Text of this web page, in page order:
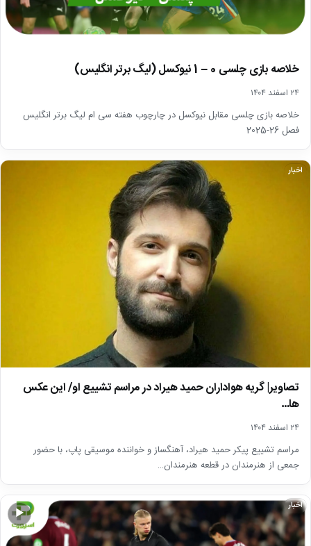
خلاصه بازی چلسی 0 – 1 نیوکسل (لیگ برتر انگلیس)
۲۴ اسفند ۱۴۰۴
خلاصه بازی چلسی مقابل نیوکسل در چارچوب هفته سی ام لیگ برتر انگلیس
فصل 26-2025
اخبار
تصاویر| گریه هواداران حمید هیراد در مراسم تشییع او/ این عکس
ها…
۲۴ اسفند ۱۴۰۴
مراسم تشییع پیکر حمید هیراد، آهنگساز و خواننده موسیقی پاپ، با حضور
جمعی از هنرمندان در قطعه هنرمندان…
▶
اخبار